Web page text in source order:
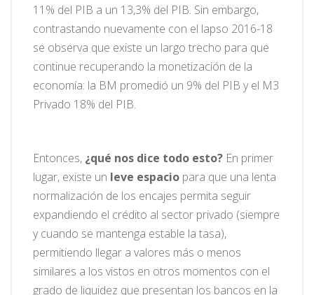
11% del PIB a un 13,3% del PIB. Sin embargo,
contrastando nuevamente con el lapso 2016-18
se observa que existe un largo trecho para que
continue recuperando la monetización de la
economía: la BM promedió un 9% del PIB y el M3
Privado 18% del PIB.
Entonces, ¿qué nos dice todo esto? En primer
lugar, existe un leve espacio para que una lenta
normalización de los encajes permita seguir
expandiendo el crédito al sector privado (siempre
y cuando se mantenga estable la tasa),
permitiendo llegar a valores más o menos
similares a los vistos en otros momentos con el
grado de liquidez que presentan los bancos en la